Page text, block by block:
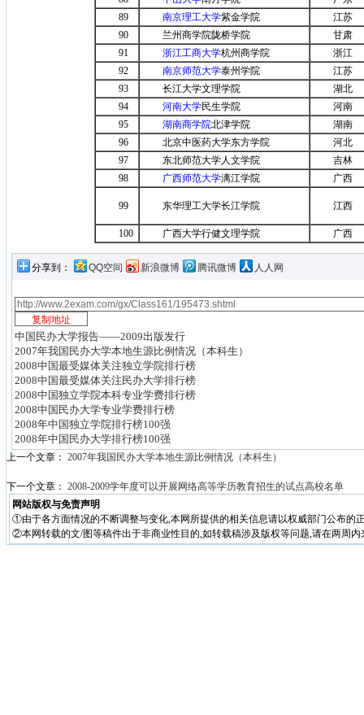
89
南京理工大学紫金学院
江苏
90
兰州商学院陇桥学院
甘肃
91
浙江工商大学杭州商学院
浙江
92
南京师范大学泰州学院
江苏
93
长江大学文理学院
湖北
94
河南大学民生学院
河南
95
湖南商学院北津学院
湖南
96
北京中医药大学东方学院
河北
97
东北师范大学人文学院
吉林
98
广西师范大学漓江学院 广西
99 东华理工大学长江学院 江西
100 广西大学行健文理学院 广西
分享到： QQ空间 新浪微博 腾讯微博 人人网
中国民办大学报告——2009出版发行
2007年我国民办大学本地生源比例情况（本科生）
2008中国最受媒体关注独立学院排行榜
2008中国最受媒体关注民办大学排行榜
2008中国独立学院本科专业学费排行榜
2008中国民办大学专业学费排行榜
2008年中国独立学院排行榜100强
2008年中国民办大学排行榜100强
上一个文章： 2007年我国民办大学本地生源比例情况（本科生）
下一个文章： 2008-2009学年度可以开展网络高等学历教育招生的试点高校名单
网站版权与免责声明
①由于各方面情况的不断调整与变化,本网所提供的相关信息请以权威部门公布的
②本网转载的文/图等稿件出于非商业性目的,如转载稿涉及版权等问题,请在两周内